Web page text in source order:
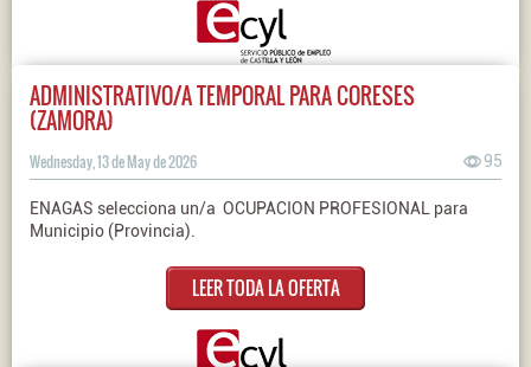
ADMINISTRATIVO/A TEMPORAL PARA CORESES
(ZAMORA)
Wednesday, 13 de May de 2026 95
ENAGAS selecciona un/a OCUPACION PROFESIONAL para
Municipio (Provincia).
LEER TODA LA OFERTA